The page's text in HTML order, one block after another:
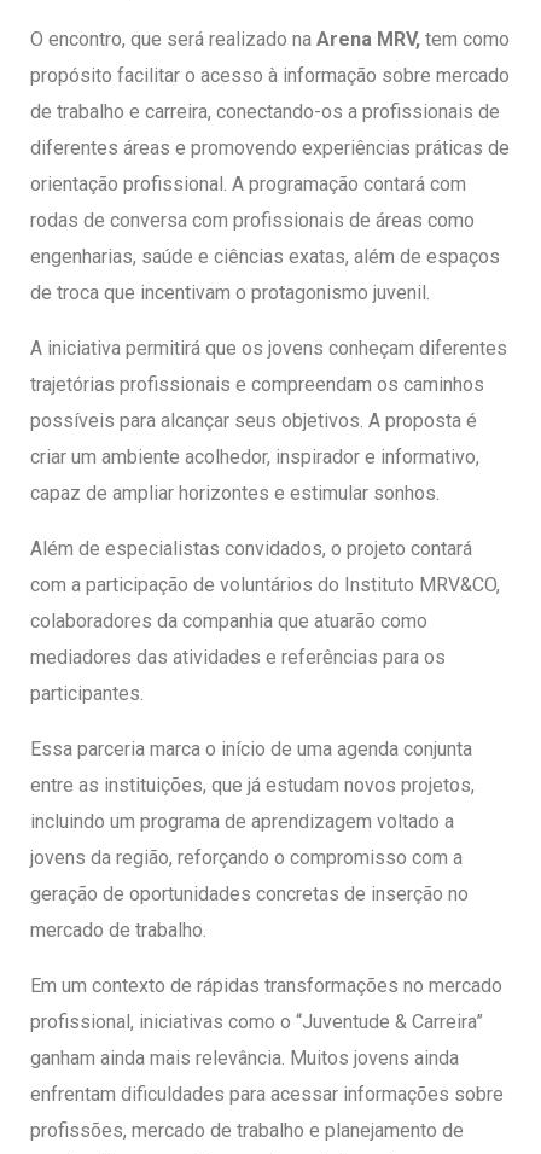
O encontro, que será realizado na Arena MRV, tem como
propósito facilitar o acesso à informação sobre mercado
de trabalho e carreira, conectando-os a profissionais de
diferentes áreas e promovendo experiências práticas de
orientação profissional. A programação contará com
rodas de conversa com profissionais de áreas como
engenharias, saúde e ciências exatas, além de espaços
de troca que incentivam o protagonismo juvenil.
A iniciativa permitirá que os jovens conheçam diferentes
trajetórias profissionais e compreendam os caminhos
possíveis para alcançar seus objetivos. A proposta é
criar um ambiente acolhedor, inspirador e informativo,
capaz de ampliar horizontes e estimular sonhos.
Além de especialistas convidados, o projeto contará
com a participação de voluntários do Instituto MRV&CO,
colaboradores da companhia que atuarão como
mediadores das atividades e referências para os
participantes.
Essa parceria marca o início de uma agenda conjunta
entre as instituições, que já estudam novos projetos,
incluindo um programa de aprendizagem voltado a
jovens da região, reforçando o compromisso com a
geração de oportunidades concretas de inserção no
mercado de trabalho.
Em um contexto de rápidas transformações no mercado
profissional, iniciativas como o “Juventude & Carreira”
ganham ainda mais relevância. Muitos jovens ainda
enfrentam dificuldades para acessar informações sobre
profissões, mercado de trabalho e planejamento de